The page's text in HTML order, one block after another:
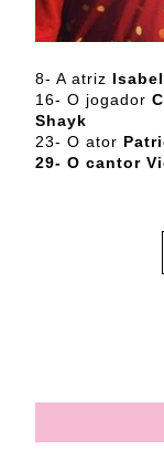
8- A atriz
16- O jogador
Shayk
23- O ator
29- O cantor